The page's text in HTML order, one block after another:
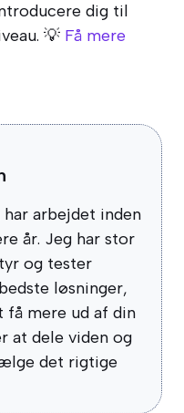
dig til
💡 Få mere
arbejdet inden
år. Jeg har stor
og tester
løsninger,
mere ud af din
at dele viden og
det rigtige